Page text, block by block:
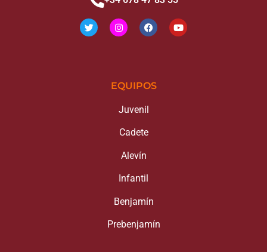
EQUIPOS
Juvenil
Cadete
Alevín
Infantil
Benjamín
Prebenjamín